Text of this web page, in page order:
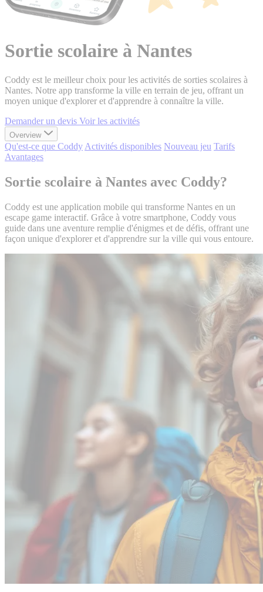
Sortie scolaire à Nantes
Coddy est le meilleur choix pour les activités de sorties scolaires à
Nantes. Notre app transforme la ville en terrain de jeu, offrant un
moyen unique d'explorer et d'apprendre à connaître la ville.
Demander un devis Voir les activités
Overview
Qu'est-ce que Coddy Activités disponibles Nouveau jeu Tarifs
Avantages
Sortie scolaire à Nantes avec Coddy?
Coddy est une application mobile qui transforme Nantes en un
escape game interactif. Grâce à votre smartphone, Coddy vous
guide dans une aventure remplie d'énigmes et de défis, offrant une
façon unique d'explorer et d'apprendre sur la ville qui vous entoure.